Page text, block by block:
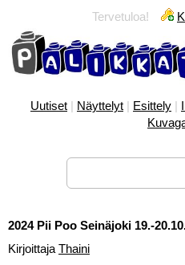
Tervetuloa!
Uutiset | Näyttelyt | Esittely |
2024 Pii Poo Seinäjoki 19.-
Kirjoittaja Thaini